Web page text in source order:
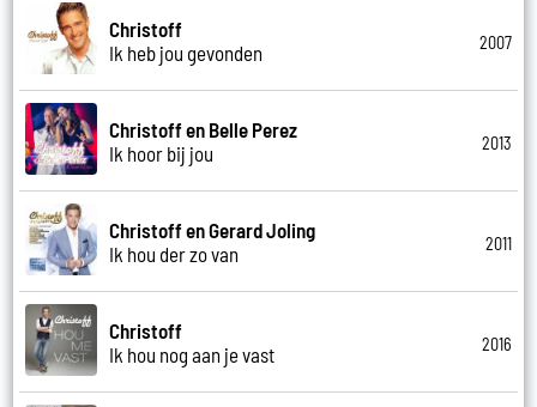
Christoff
Ik heb jou gevonden
2007
Christoff en Belle Perez
Ik hoor bij jou
2013
Christoff en Gerard Joling
Ik hou der zo van
2011
Christoff
Ik hou nog aan je vast
2016